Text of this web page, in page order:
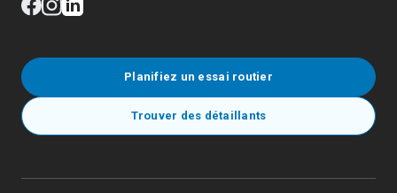
Planifiez un essai routier
Trouver des détaillants